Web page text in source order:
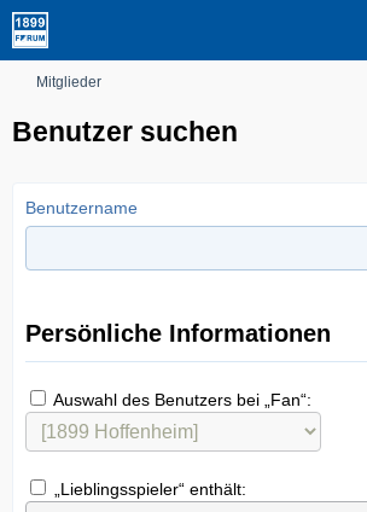
Mitglieder
Benutzer suchen
Benutzername
Persönliche Informationen
Auswahl des Benutzers bei „Fan“:
„Lieblingsspieler“ enthält: